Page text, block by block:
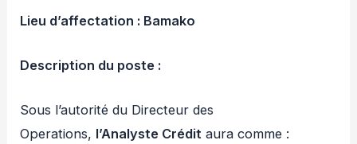
Lieu d’affectation : Bamako
Description du poste :
Sous l’autorité du Directeur des
Operations, l’Analyste Crédit aura comme :